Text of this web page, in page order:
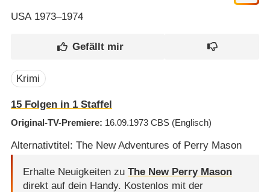
USA1973–1974
Krimi
15Folgen in 1Staffel
Original-TV-Premiere 16.09.1973 CBS (Englisch)
Alternativtitel: The New Adventures of Perry Mason
Erhalte Neuigkeiten zu The New Perry Mason
direkt auf dein Handy. Kostenlos mit der